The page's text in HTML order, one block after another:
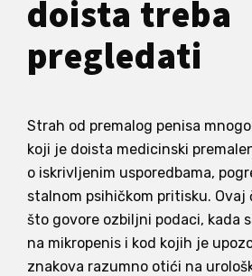
doista treba
pregledati
Strah od premalog penisa
koji je doista medicinski
o iskrivljenim usporedbama,
stalnom psihičkom pritisku. Ovaj
što govore ozbiljni podaci, kada
na mikropenis i kod kojih je
znakova razumno otići na